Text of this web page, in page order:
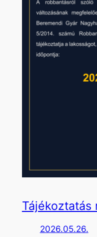
Tájékoztatás
2026.05.26.